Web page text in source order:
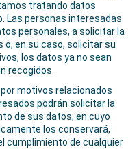
tratando datos
Las personas interesadas
personales, a solicitar la
en su caso, solicitar su
los datos ya no sean
recogidos.
motivos relacionados
podrán solicitar la
de sus datos, en cuyo
los conservará,
cumplimiento de cualquier